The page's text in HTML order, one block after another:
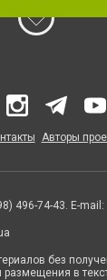
Авторы
496-74-43. E-mail:
без
в